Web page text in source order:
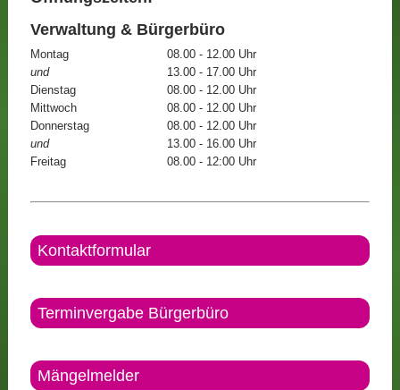
Verwaltung & Bürgerbüro
Montag
08.00 - 12.00 Uhr
und
13.00 - 17.00 Uhr
Dienstag
08.00 - 12.00 Uhr
Mittwoch
08.00 - 12.00 Uhr
Donnerstag
08.00 - 12.00 Uhr
und
13.00 - 16.00 Uhr
Freitag
08.00 - 12:00 Uhr
Kontaktformular
Terminvergabe Bürgerbüro
Mängelmelder